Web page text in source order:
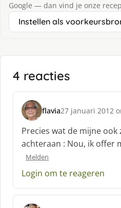
Google — dan vind je onze
Instellen als
4 reacties
flavia
s
c
h
r
e
:
27 januari 2012
Precies wat de mijne ook
achteraan : Nou, ik offer
Melden
Login om te reageren